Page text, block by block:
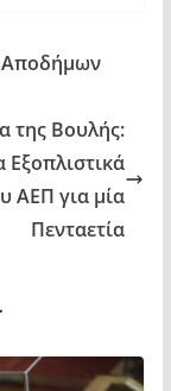
Αποδήμων
της Βουλής:
ΑΕΠ για μία
Πενταετία